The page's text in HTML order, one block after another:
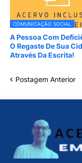
COMUNICAÇÃO SOCIAL
A Pessoa Com
O Regaste De Sua
Através Da Escrita!
Postagem Anterior